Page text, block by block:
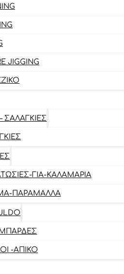
JIGGING
ΣΑΛΑΓΚΙΈΣ
ΓΙΑ-ΚΑΛΑΜΆΡΙΑ
ΠΑΡΆΜΑΛΛΑ
-ΑΠΊΚΟ